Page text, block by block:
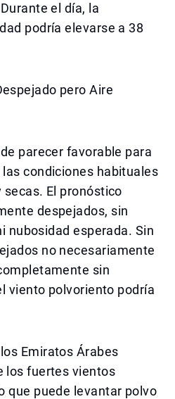
el día, la
podría elevarse a 38
pero Aire
parecer favorable para
condiciones habituales
El pronóstico
despejados, sin
nubosidad esperada. Sin
no necesariamente
sin
viento polvoriento podría
Emiratos Árabes
los fuertes vientos
que puede levantar polvo